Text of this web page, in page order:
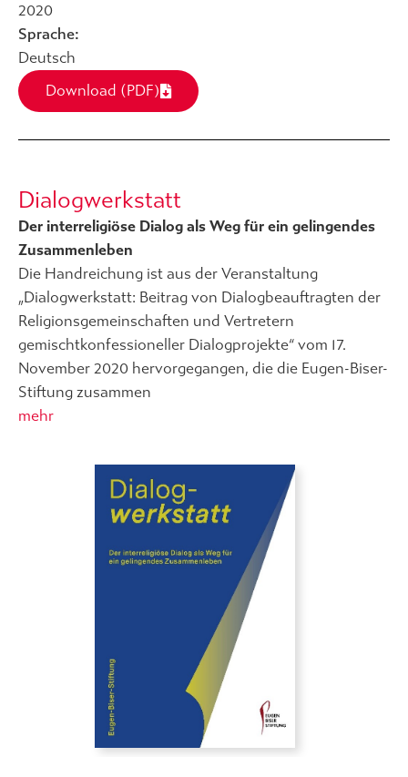
2020
Sprache:
Deutsch
Download (PDF)
Dialogwerkstatt
Der interreligiöse Dialog als Weg für ein gelingendes
Zusammenleben
Die Handreichung ist aus der Veranstaltung
„Dialogwerkstatt: Beitrag von Dialogbeauftragten der
Religionsgemeinschaften und Vertretern
gemischtkonfessioneller Dialogprojekte“ vom 17.
November 2020 hervorgegangen, die die Eugen-Biser-
Stiftung zusammen
mehr